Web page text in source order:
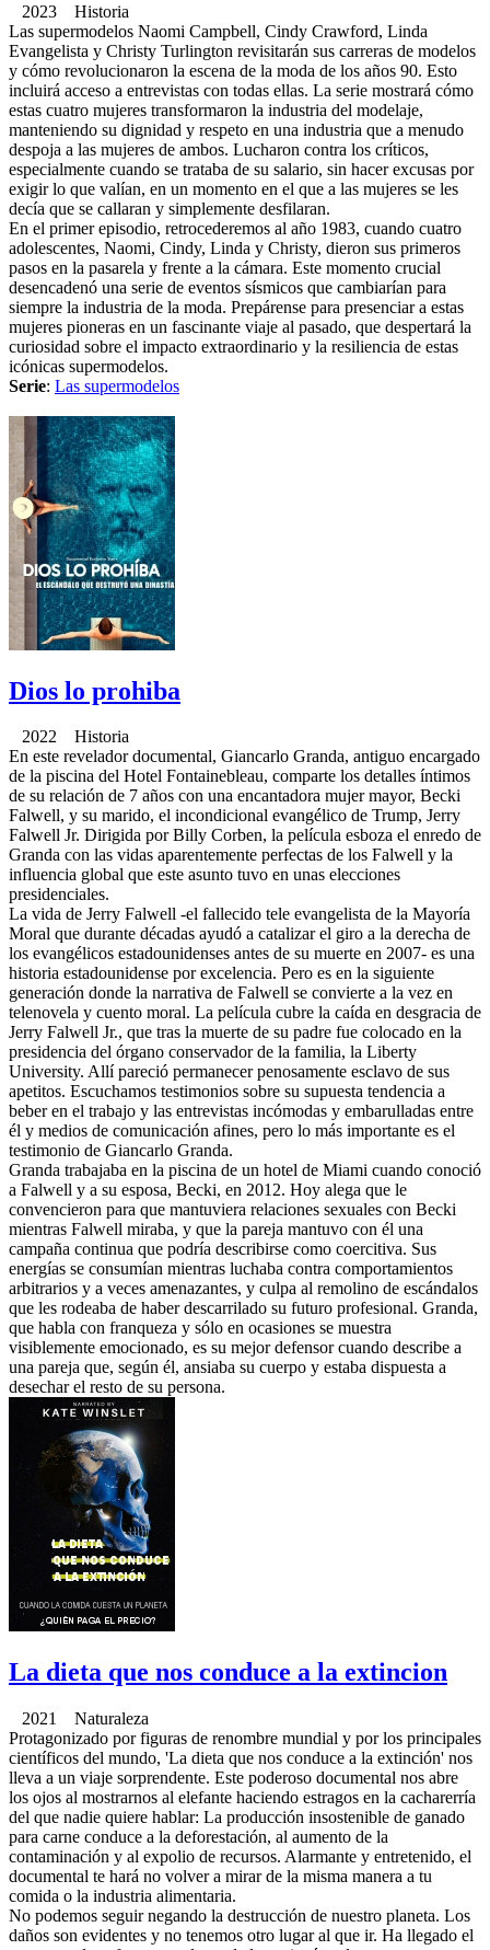
2023 Historia
Las supermodelos Naomi Campbell, Cindy Crawford, Linda
Evangelista y Christy Turlington revisitarán sus carreras de modelos
y cómo revolucionaron la escena de la moda de los años 90. Esto
incluirá acceso a entrevistas con todas ellas. La serie mostrará cómo
estas cuatro mujeres transformaron la industria del modelaje,
manteniendo su dignidad y respeto en una industria que a menudo
despoja a las mujeres de ambos. Lucharon contra los críticos,
especialmente cuando se trataba de su salario, sin hacer excusas por
exigir lo que valían, en un momento en el que a las mujeres se les
decía que se callaran y simplemente desfilaran.
En el primer episodio, retrocederemos al año 1983, cuando cuatro
adolescentes, Naomi, Cindy, Linda y Christy, dieron sus primeros
pasos en la pasarela y frente a la cámara. Este momento crucial
desencadenó una serie de eventos sísmicos que cambiarían para
siempre la industria de la moda. Prepárense para presenciar a estas
mujeres pioneras en un fascinante viaje al pasado, que despertará la
curiosidad sobre el impacto extraordinario y la resiliencia de estas
icónicas supermodelos.
Serie: Las supermodelos
Dios lo prohiba
2022 Historia
En este revelador documental, Giancarlo Granda, antiguo encargado
de la piscina del Hotel Fontainebleau, comparte los detalles íntimos
de su relación de 7 años con una encantadora mujer mayor, Becki
Falwell, y su marido, el incondicional evangélico de Trump, Jerry
Falwell Jr. Dirigida por Billy Corben, la película esboza el enredo de
Granda con las vidas aparentemente perfectas de los Falwell y la
influencia global que este asunto tuvo en unas elecciones
presidenciales.
La vida de Jerry Falwell -el fallecido tele evangelista de la Mayoría
Moral que durante décadas ayudó a catalizar el giro a la derecha de
los evangélicos estadounidenses antes de su muerte en 2007- es una
historia estadounidense por excelencia. Pero es en la siguiente
generación donde la narrativa de Falwell se convierte a la vez en
telenovela y cuento moral. La película cubre la caída en desgracia de
Jerry Falwell Jr., que tras la muerte de su padre fue colocado en la
presidencia del órgano conservador de la familia, la Liberty
University. Allí pareció permanecer penosamente esclavo de sus
apetitos. Escuchamos testimonios sobre su supuesta tendencia a
beber en el trabajo y las entrevistas incómodas y embarulladas entre
él y medios de comunicación afines, pero lo más importante es el
testimonio de Giancarlo Granda.
Granda trabajaba en la piscina de un hotel de Miami cuando conoció
a Falwell y a su esposa, Becki, en 2012. Hoy alega que le
convencieron para que mantuviera relaciones sexuales con Becki
mientras Falwell miraba, y que la pareja mantuvo con él una
campaña continua que podría describirse como coercitiva. Sus
energías se consumían mientras luchaba contra comportamientos
arbitrarios y a veces amenazantes, y culpa al remolino de escándalos
que les rodeaba de haber descarrilado su futuro profesional. Granda,
que habla con franqueza y sólo en ocasiones se muestra
visiblemente emocionado, es su mejor defensor cuando describe a
una pareja que, según él, ansiaba su cuerpo y estaba dispuesta a
desechar el resto de su persona.
La dieta que nos conduce a la extincion
2021 Naturaleza
Protagonizado por figuras de renombre mundial y por los principales
científicos del mundo, 'La dieta que nos conduce a la extinción' nos
lleva a un viaje sorprendente. Este poderoso documental nos abre
los ojos al mostrarnos al elefante haciendo estragos en la cacharerría
del que nadie quiere hablar: La producción insostenible de ganado
para carne conduce a la deforestación, al aumento de la
contaminación y al expolio de recursos. Alarmante y entretenido, el
documental te hará no volver a mirar de la misma manera a tu
comida o la industria alimentaria.
No podemos seguir negando la destrucción de nuestro planeta. Los
daños son evidentes y no tenemos otro lugar al que ir. Ha llegado el